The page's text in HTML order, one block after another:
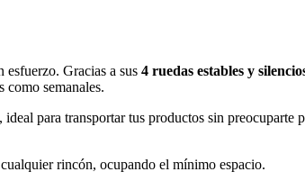
esfuerzo. Gracias a sus 4 ruedas estables y
semanales.
ideal para transportar tus productos sin
rincón, ocupando el mínimo espacio.